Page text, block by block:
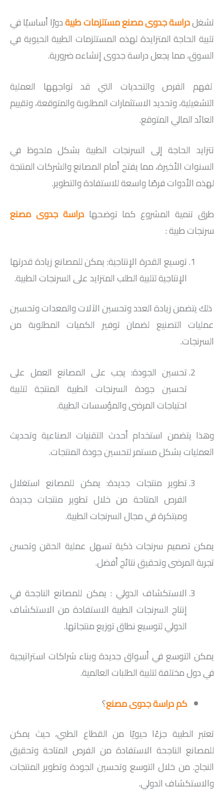
تشغلدراسة جدوى مصنع مستلزمات طبيةدورًا أساسيًا في
تلبية الحاجة المتزايدة لهذه المستلزمات الطبية الحيوية في
السوق، مما يجعل دراسة جدوى إنشاءه ضرورية.
لفهم الفرص والتحديات التي قد تواجهها العملية
التشغيلية، وتحديد الاستثمارات المطلوبة والمتوقعة، وتقييم
العائد المالي المتوقع.
تتزايد الحاجة إلى السرنجات الطبية بشكل ملحوظ في
السنوات الأخيرة، مما يفتح أمام المصانع والشركات المنتجة
لهذه الأدوات فرصًا واسعة للاستفادة والتطوير.
طرق تنمية المشروع كما توضحهادراسة جدوى مصنع
سرنجات طبية :
توسيع القدرة الإنتاجية: يمكن للمصانع زيادة قدرتها
الإنتاجية لتلبية الطلب المتزايد على السرنجات الطبية.
ذلك يتضمن زيادة العدد وتحسين الآلات والمعدات وتحسين
عمليات التصنيع لضمان توفير الكميات المطلوبة من
السرنجات.
تحسين الجودة: يجب على المصانع العمل على
تحسين جودة السرنجات الطبية المنتجة لتلبية
احتياجات المرضى والمؤسسات الطبية.
وهذا يتضمن استخدام أحدث التقنيات الصناعية وتحديث
العمليات بشكل مستمر لتحسين جودة المنتجات.
تطوير منتجات جديدة: يمكن للمصانع استغلال
الفرص المتاحة من خلال تطوير منتجات جديدة
ومبتكرة في مجال السرنجات الطبية.
يمكن تصميم سرنجات ذكية تسهل عملية الحقن وتحسن
تجربة المرضى وتحقيق نتائج أفضل.
الاستكشاف الدولي : يمكن للمصانع الناجحة في
إنتاج السرنجات الطبية الاستفادة من الاستكشاف
الدولي لتوسيع نطاق توزيع منتجاتها.
يمكن التوسع في أسواق جديدة وبناء شراكات استراتيجية
في دول مختلفة لتلبية الطلبات العالمية.
كم دراسة جدوى مصنع؟
تعتبر الطبية جزءًا حيويًا من القطاع الطبي، حيث يمكن
للمصانع الناجحة الاستفادة من الفرص المتاحة وتحقيق
النجاح. من خلال التوسع وتحسين الجودة وتطوير المنتجات
والاستكشاف الدولي.